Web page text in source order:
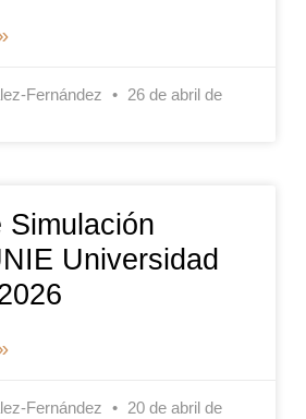
Fernández
26 de abril de
Simulación
Universidad
Fernández
20 de abril de